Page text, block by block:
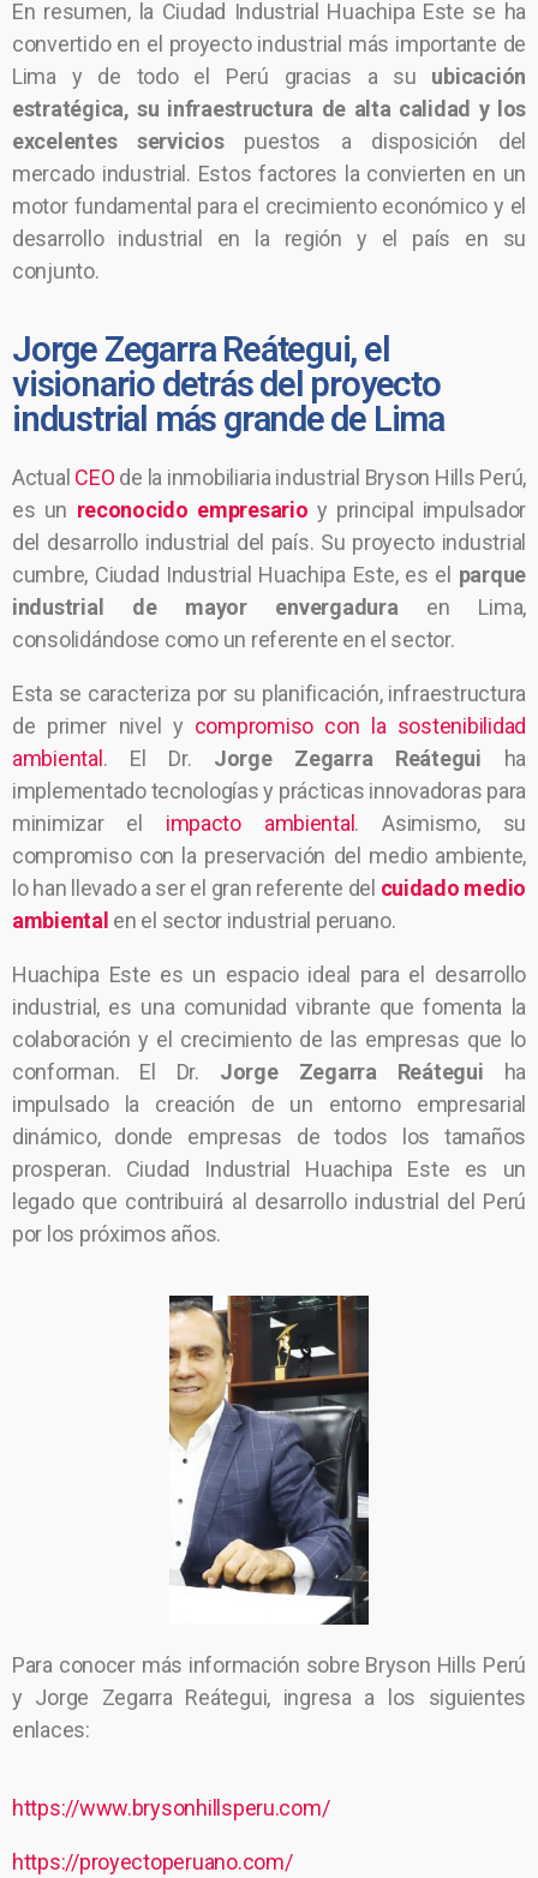
En resumen, la Ciudad Industrial Huachipa Este se ha
convertido en el proyecto industrial más importante de
Lima y de todo el Perú gracias a su ubicación
estratégica, su infraestructura de alta calidad y los
excelentes servicios puestos a disposición del
mercado industrial. Estos factores la convierten en un
motor fundamental para el crecimiento económico y el
desarrollo industrial en la región y el país en su
conjunto.
Jorge Zegarra Reátegui, el
visionario detrás del proyecto
industrial más grande de Lima
Actual CEO de la inmobiliaria industrial Bryson Hills Perú,
es un reconocido empresario y principal impulsador
del desarrollo industrial del país. Su proyecto industrial
cumbre, Ciudad Industrial Huachipa Este, es el parque
industrial de mayor envergadura en Lima,
consolidándose como un referente en el sector.
Esta se caracteriza por su planificación, infraestructura
de primer nivel y compromiso con la sostenibilidad
ambiental . El Dr. Jorge Zegarra Reátegui ha
implementado tecnologías y prácticas innovadoras para
minimizar el impacto ambiental . Asimismo, su
compromiso con la preservación del medio ambiente,
lo han llevado a ser el gran referente del cuidado medio
ambiental en el sector industrial peruano.
Huachipa Este es un espacio ideal para el desarrollo
industrial, es una comunidad vibrante que fomenta la
colaboración y el crecimiento de las empresas que lo
conforman. El Dr. Jorge Zegarra Reátegui ha
impulsado la creación de un entorno empresarial
dinámico, donde empresas de todos los tamaños
prosperan. Ciudad Industrial Huachipa Este es un
legado que contribuirá al desarrollo industrial del Perú
por los próximos años.
Para conocer más información sobre Bryson Hills Perú
y Jorge Zegarra Reátegui, ingresa a los siguientes
enlaces:
https://www.brysonhillsperu.com/
https://proyectoperuano.com/